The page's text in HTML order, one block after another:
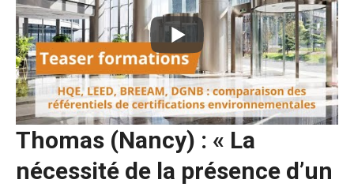
Thomas (Nancy) : « La
nécessité de la présence d’un